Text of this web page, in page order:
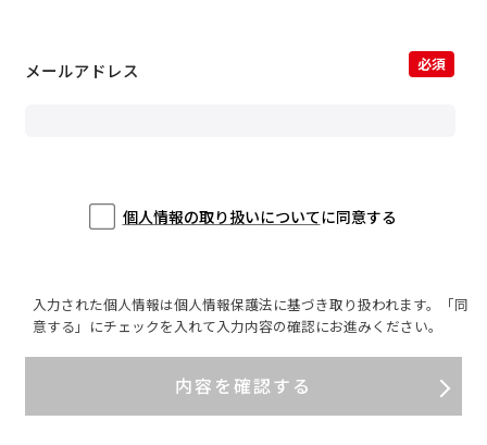
メールアドレス 必須
個人情報の取り扱いについてに同意する
入力された個人情報は個人情報保護法に基づき取り扱われます。「同
意する」にチェックを入れて入力内容の確認にお進みください。